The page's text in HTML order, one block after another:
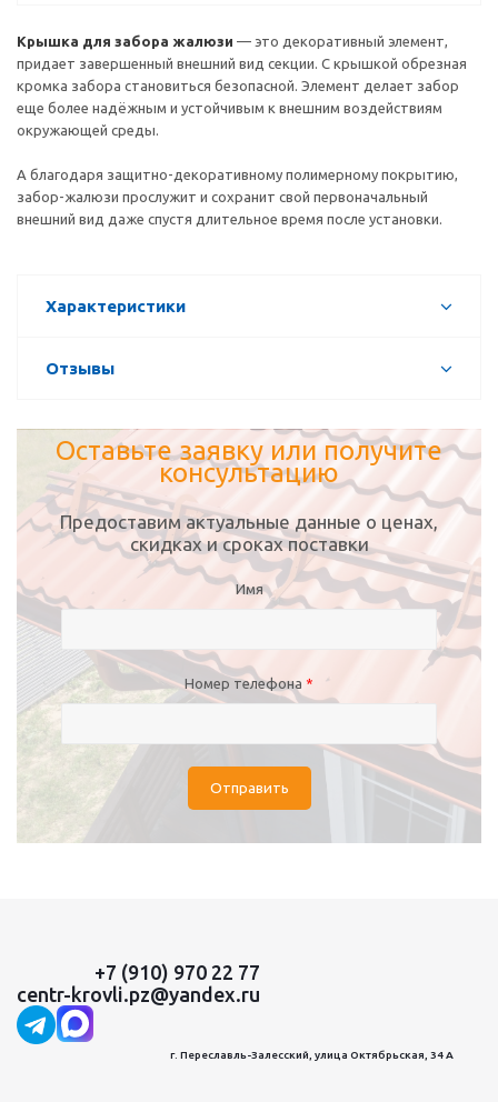
Крышка для забора жалюзи — это декоративный элемент,
придает завершенный внешний вид секции. С крышкой обрезная
кромка забора становиться безопасной. Элемент делает забор
еще более надёжным и устойчивым к внешним воздействиям
окружающей среды.
А благодаря защитно-декоративному полимерному покрытию,
забор-жалюзи прослужит и сохранит свой первоначальный
внешний вид даже спустя длительное время после установки.
Характеристики
Отзывы
Оставьте заявку или получите
консультацию
Предоставим актуальные данные о ценах,
скидках и сроках поставки
Имя
Номер телефона *
Отправить
+7 (910) 970 22 77
centr-krovli.pz@yandex.ru
г. Переславль-Залесский, улица Октябрьская, 34 А